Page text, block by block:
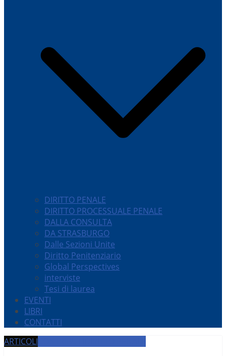
DIRITTO PENALE
DIRITTO PROCESSUALE PENALE
DALLA CONSULTA
DA STRASBURGO
Dalle Sezioni Unite
Diritto Penitenziario
Global Perspectives
interviste
Tesi di laurea
EVENTI
LIBRI
CONTATTI
ARTICOLI